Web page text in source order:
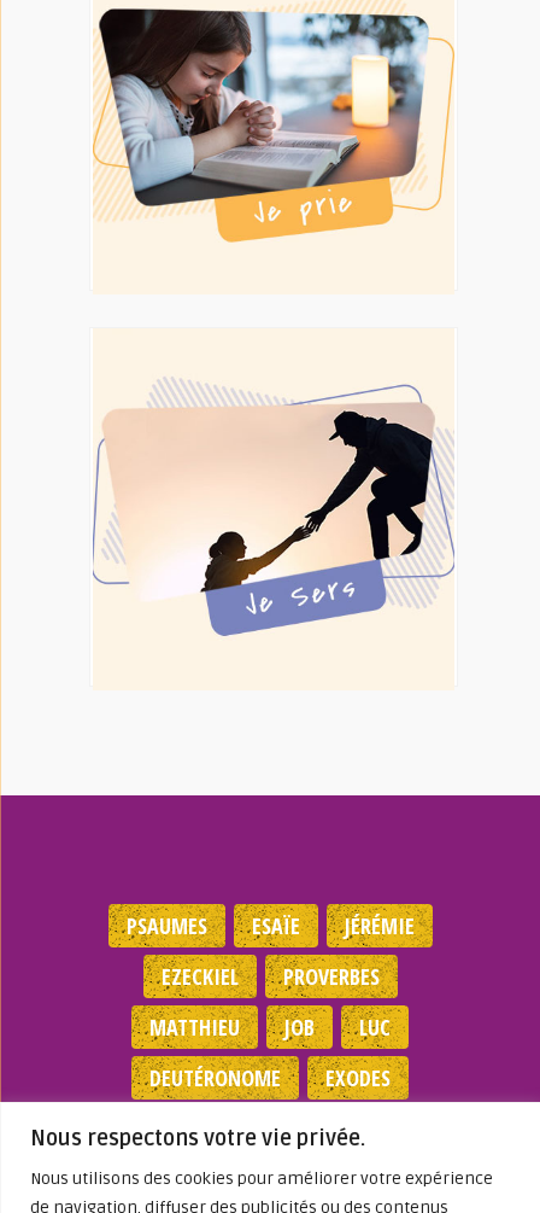
Nous respectons votre vie privée.
Nous utilisons des cookies pour améliorer votre expérience
de navigation, diffuser des publicités ou des contenus
PSAUMES ESAÏE
JÉRÉMIE
EZECKIEL
PROVERBES
MATTHIEU
JOB
LUC
DEUTÉRONOME
EXODES
NOMBRES
JEAN 1 SAMUEL
Politique de